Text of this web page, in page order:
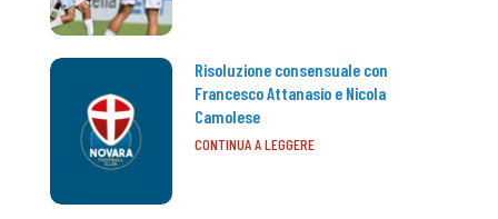
Risoluzione consensuale con
Francesco Attanasio e Nicola
Camolese
CONTINUA A LEGGERE